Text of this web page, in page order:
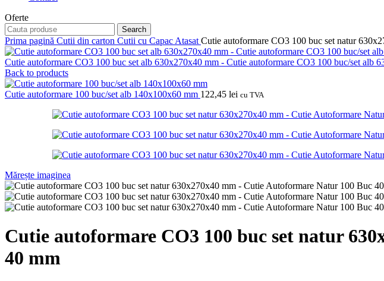
Oferte
Search
Prima pagină Cutii din carton Cutii cu Capac Atasat Cutie autoformare CO3 100 buc set natur
Cutie autoformare CO3 100 buc set alb 630x270x40 mm - Cutie autoformare CO3 100 buc/set alb
Back to products
Cutie autoformare 100 buc/set alb 140x100x60 mm 122,45 lei cu TVA
Mărește imaginea
Cutie autoformare CO3 100 buc set natur
40 mm